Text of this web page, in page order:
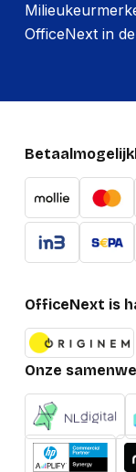
OfficeNext in
OfficeNext is
Onze